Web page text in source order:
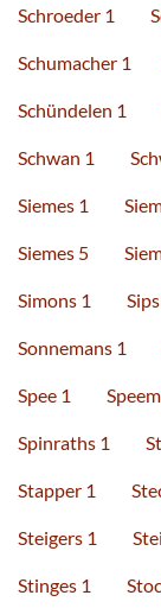
Schroeder 1
Schumacher 1
Schündelen 1
Schwan 1
Siemes 1
Siemes 5
Simons 1
Sonnemans 1
Spee 1
Spinraths 1
Stapper 1
Steigers 1
Stinges 1